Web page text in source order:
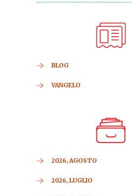
BLOG
VANGELO
2026, AGOSTO
2026, LUGLIO